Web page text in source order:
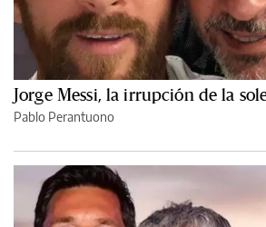
Jorge Messi, la irrupción de la
Pablo Perantuono